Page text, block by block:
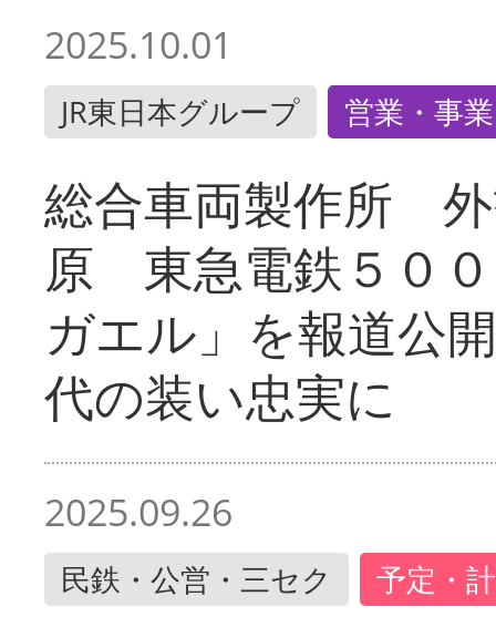
2025.10.01
JR東日本グループ 営業・事
総合車両製作所
原 東急電鉄５０
ガエル」を報道公
代の装い忠実に
2025.09.26
民鉄・公営・三セク 予定・